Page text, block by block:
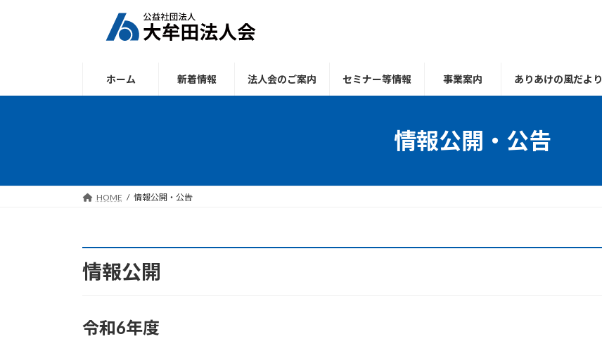
へ
ョ
ホーム 新着情報 法人会のご案内 セミナー等情報 事業案内 ありあけの風だより
情報公開・公告
HOME 情報公開・公告
情報公開
令和6年度